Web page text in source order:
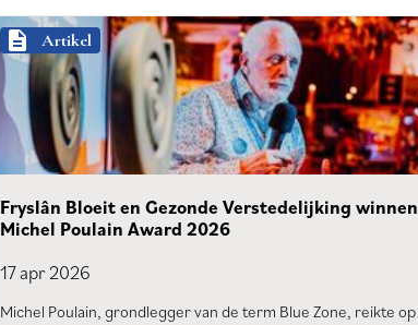
description Artikel
Fryslân Bloeit en Gezonde Verstedelijking winnen
Michel Poulain Award 2026
17 apr2026
Michel Poulain, grondlegger van de term Blue Zone, reikte op